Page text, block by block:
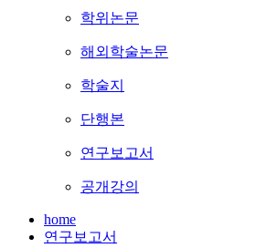
학위논문
해외학술논문
학술지
단행본
연구보고서
공개강의
home
연구보고서